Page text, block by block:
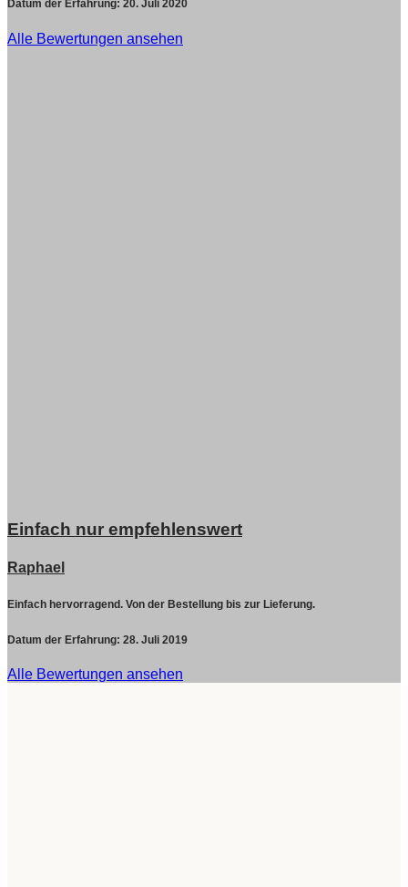
Datum der Erfahrung: 20. Juli 2020
Alle Bewertungen ansehen
Einfach nur empfehlenswert
Raphael
Einfach hervorragend. Von der Bestellung bis zur Lieferung.
Datum der Erfahrung: 28. Juli 2019
Alle Bewertungen ansehen